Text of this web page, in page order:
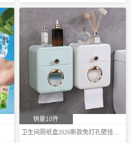
销量10件
卫生间厕纸盒2026新款免打孔壁挂厕所